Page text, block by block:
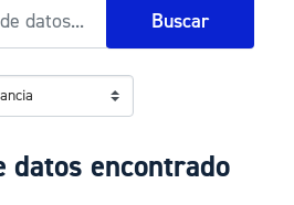
Buscar
datos encontrado